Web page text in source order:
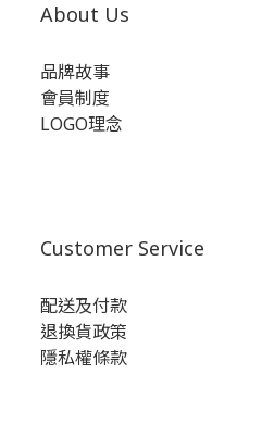
About Us
品牌故事
會員制度
LOGO理念
Customer Service
配送及付款
退換貨政策
隱私權條款